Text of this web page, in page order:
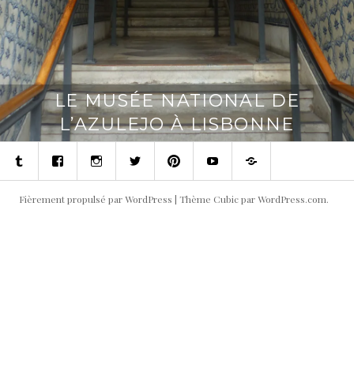
LE MUSÉE NATIONAL DE
L’AZULEJO À LISBONNE
TumblrFacebookInstagramTwitterPinterestYoutubeContact
Fièrement propulsé par WordPress | Thème Cubic parWordPress.com.